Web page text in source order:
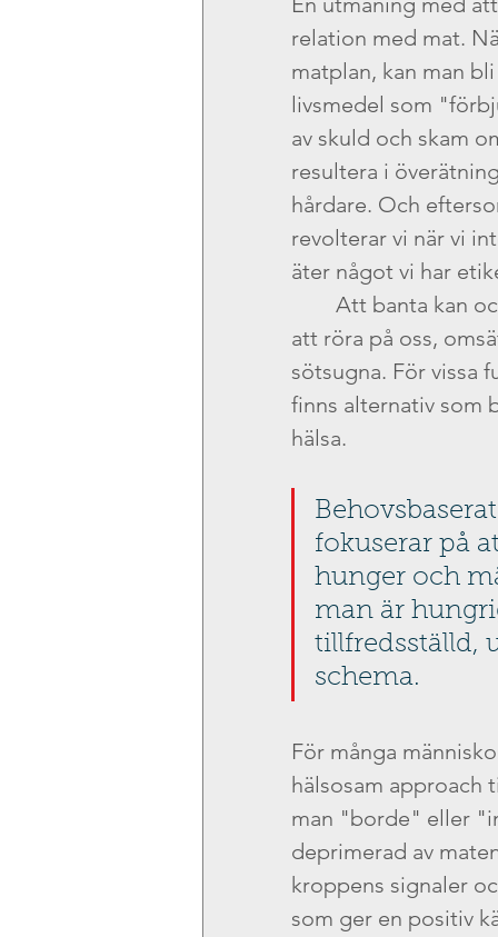
relation med mat.
matplan, kan man
livsmedel som
av skuld och skam
resultera i
hårdare. Och
revolterar vi när vi
äter något vi har
att röra på oss,
sötsugna. För vissa
finns alternativ som
hälsa.
fokuserar på
hunger och
man är
tillfredsställd,
schema.
För många
hälsosam approach
man "borde" eller
deprimerad av
kroppens signaler
som ger en positiv